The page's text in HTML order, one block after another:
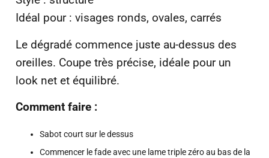
Idéal pour : visages ronds, ovales, carrés
Le dégradé commence juste au-dessus des
oreilles. Coupe très précise, idéale pour un
look net et équilibré.
Comment faire :
Sabot court sur le dessus
Commencer le fade avec une lame triple zéro au bas de la